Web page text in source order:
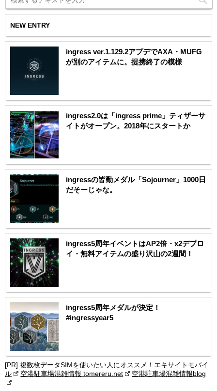
NEW ENTRY
ingress ver.1.129.2アプデでAXA・MUFG
が別のアイテムに。提携終了の模様
ingress2.0は「ingress prime」ティザーサ
イトがオープン。2018年にスタートか
ingressの皆勤メダル「Sojourner」1000日
だそーじゃな。
ingress5周年イベントはAP2倍・x2デプロ
イ・無料アイテムの盛り沢山の2週間！
ingress5周年メダルが決定！
#ingressyear5
[PR] 複数枚データSIMを使いたい人にオススメ！エキサイトモバイ
ル
空港駐車場混雑情報 tomereru.net 空港駐車場混雑情報blog